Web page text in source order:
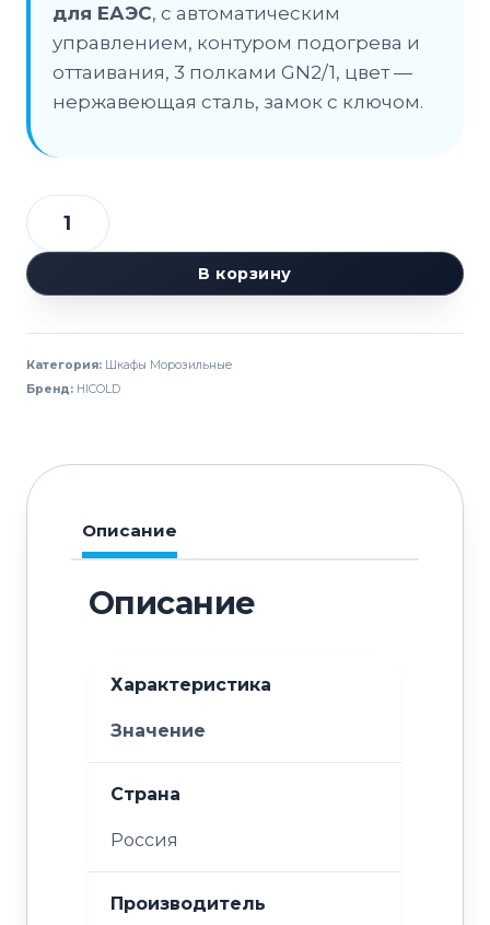
для ЕАЭС, с автоматическим
управлением, контуром подогрева и
оттаивания, 3 полками GN2/1, цвет —
нержавеющая сталь, замок с ключом.
Количество
товара
Шкаф
A70/1BE
В корзину
Категория: Шкафы Морозильные
Бренд: HICOLD
Описание
Описание
Характеристика
Значение
Страна
Россия
Производитель